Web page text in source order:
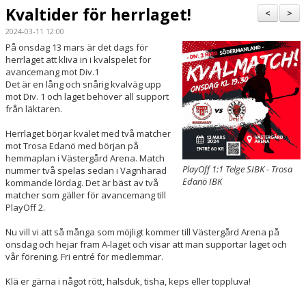
SPONSORER
MATCHSCHEMA
KÖP BILJETT
BILDGALLERI
EXTERNA LÄNKAR
SPELA INNEBANDY I TELGE
>
<
Kvaltider för herrlaget!
2024-03-11 12:00
PlayOff 1:1 Telge SIBK - Trosa
Edanö IBK
På onsdag 13 mars är det dags för
herrlaget att kliva in i kvalspelet för
avancemang mot Div.1
Det är en lång och snårig kvalväg upp
mot Div. 1 och laget behöver all support
från läktaren.
Herrlaget börjar kvalet med två matcher
mot Trosa Edanö med början på
hemmaplan i Västergård Arena. Match
nummer två spelas sedan i Vagnhärad
kommande lördag. Det är bäst av två
matcher som gäller för avancemang till
PlayOff 2.
Nu vill vi att så många som möjligt kommer till Västergård Arena på
onsdag och hejar fram A-laget och visar att man supportar laget och
vår förening. Fri entré för medlemmar.
Klä er gärna i något rött, halsduk, tisha, keps eller toppluva!